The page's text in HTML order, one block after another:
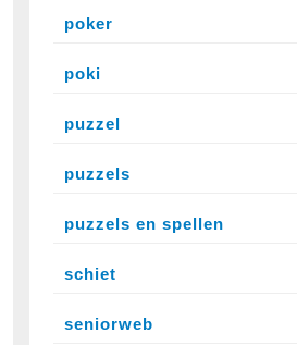
poker
poki
puzzel
puzzels
puzzels en spellen
schiet
seniorweb